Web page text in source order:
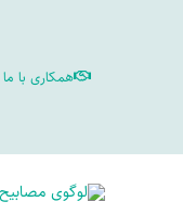
همکاری با ما